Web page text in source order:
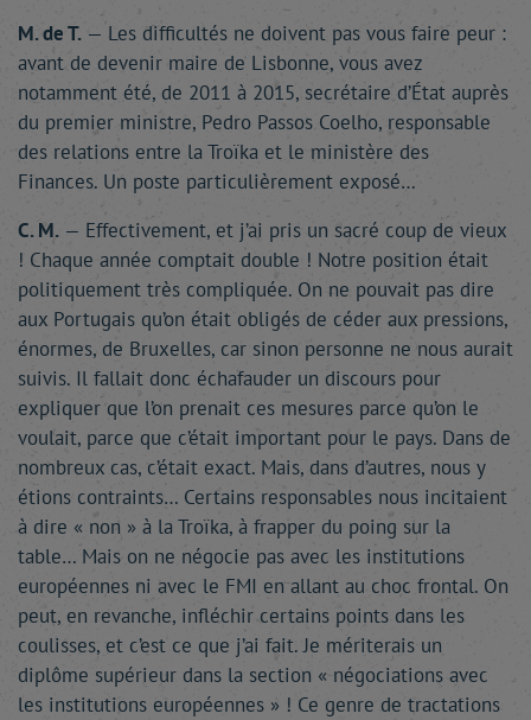
M. de T. — Les difficultés ne doivent pas vous faire peur :
avant de devenir maire de Lisbonne, vous avez
notamment été, de 2011 à 2015, secrétaire d’État auprès
du premier ministre, Pedro Passos Coelho, responsable
des relations entre la Troïka et le ministère des
Finances. Un poste particulièrement exposé…
C. M. — Effectivement, et j’ai pris un sacré coup de vieux
! Chaque année comptait double ! Notre position était
politiquement très compliquée. On ne pouvait pas dire
aux Portugais qu’on était obligés de céder aux pressions,
énormes, de Bruxelles, car sinon personne ne nous aurait
suivis. Il fallait donc échafauder un discours pour
expliquer que l’on prenait ces mesures parce qu’on le
voulait, parce que c’était important pour le pays. Dans de
nombreux cas, c’était exact. Mais, dans d’autres, nous y
étions contraints… Certains responsables nous incitaient
à dire « non » à la Troïka, à frapper du poing sur la
table… Mais on ne négocie pas avec les institutions
européennes ni avec le FMI en allant au choc frontal. On
peut, en revanche, infléchir certains points dans les
coulisses, et c’est ce que j’ai fait. Je mériterais un
diplôme supérieur dans la section « négociations avec
les institutions européennes » ! Ce genre de tractations